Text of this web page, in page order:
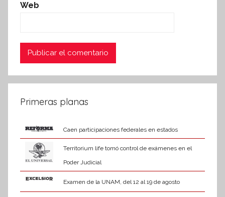
Web
Primeras planas
Caen participaciones federales en estados
Territorium life tomó control de exámenes en el
Poder Judicial
Examen de la UNAM, del 12 al 19 de agosto